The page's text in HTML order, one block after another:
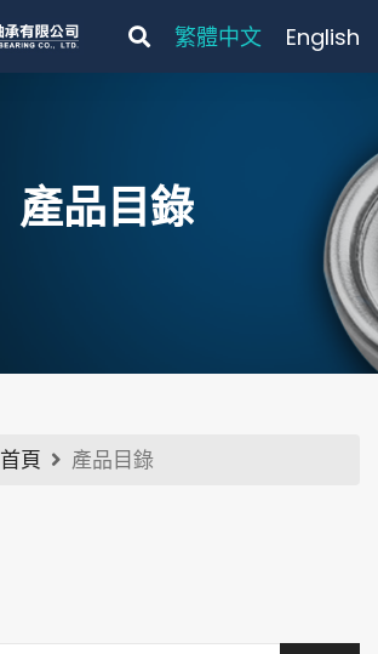
繁體中文 English
產品目錄
首頁 產品目錄